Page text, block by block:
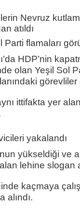
Parti flamaları
HDP’nin
olan Yeşil Sol
ittifakta yer
yakalandı
yükseldiği ve
lehine slogan
kaçmaya
alındı.